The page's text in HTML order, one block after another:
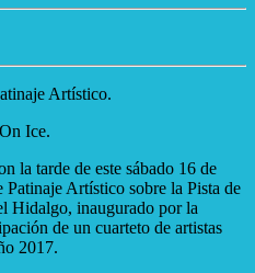
Artístico.
Ice.
la tarde de este sábado 16 de
Artístico sobre la Pista de
Hidalgo, inaugurado por la
de un cuarteto de artistas
2017.